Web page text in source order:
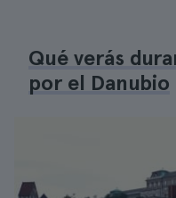
Qué verás
por el Danubio